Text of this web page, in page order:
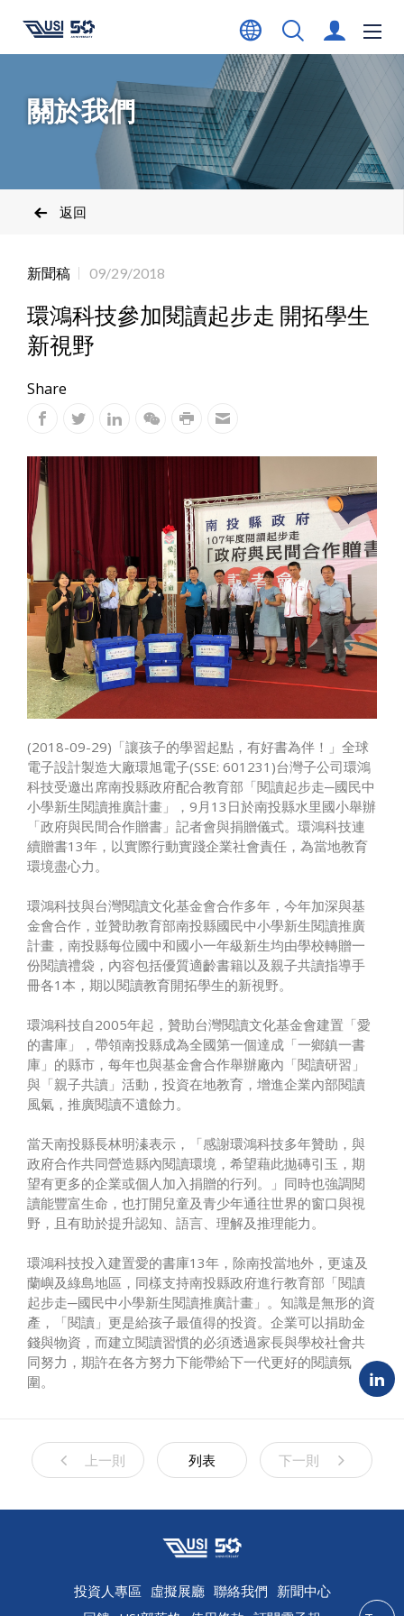
關於我們
返回
新聞稿 09/29/2018
環鴻科技參加閱讀起步走 開拓學生
新視野
Share
(2018-09-29)「讓孩子的學習起點，有好書為伴！」全球
電子設計製造大廠環旭電子(SSE: 601231)台灣子公司環鴻
科技受邀出席南投縣政府配合教育部「閱讀起步走─國民中
小學新生閱讀推廣計畫」，9月13日於南投縣水里國小舉辦
「政府與民間合作贈書」記者會與捐贈儀式。環鴻科技連
續贈書13年，以實際行動實踐企業社會責任，為當地教育
環境盡心力。
環鴻科技與台灣閱讀文化基金會合作多年，今年加深與基
金會合作，並贊助教育部南投縣國民中小學新生閱讀推廣
計畫，南投縣每位國中和國小一年級新生均由學校轉贈一
份閱讀禮袋，內容包括優質適齡書籍以及親子共讀指導手
冊各1本，期以閱讀教育開拓學生的新視野。
環鴻科技自2005年起，贊助台灣閱讀文化基金會建置「愛
的書庫」，帶領南投縣成為全國第一個達成「一鄉鎮一書
庫」的縣市，每年也與基金會合作舉辦廠內「閱讀研習」
與「親子共讀」活動，投資在地教育，增進企業內部閱讀
風氣，推廣閱讀不遺餘力。
當天南投縣長林明溱表示，「感謝環鴻科技多年贊助，與
政府合作共同營造縣內閱讀環境，希望藉此拋磚引玉，期
望有更多的企業或個人加入捐贈的行列。」同時也強調閱
讀能豐富生命，也打開兒童及青少年通往世界的窗口與視
野，且有助於提升認知、語言、理解及推理能力。
環鴻科技投入建置愛的書庫13年，除南投當地外，更遠及
蘭嶼及綠島地區，同樣支持南投縣政府進行教育部「閱讀
起步走─國民中小學新生閱讀推廣計畫」。知識是無形的資
產，「閱讀」更是給孩子最值得的投資。企業可以捐助金
錢與物資，而建立閱讀習慣的必須透過家長與學校社會共
同努力，期許在各方努力下能帶給下一代更好的閱讀氛
圍。
上一則 列表 下一則
投資人專區 虛擬展廳 聯絡我們 新聞中心